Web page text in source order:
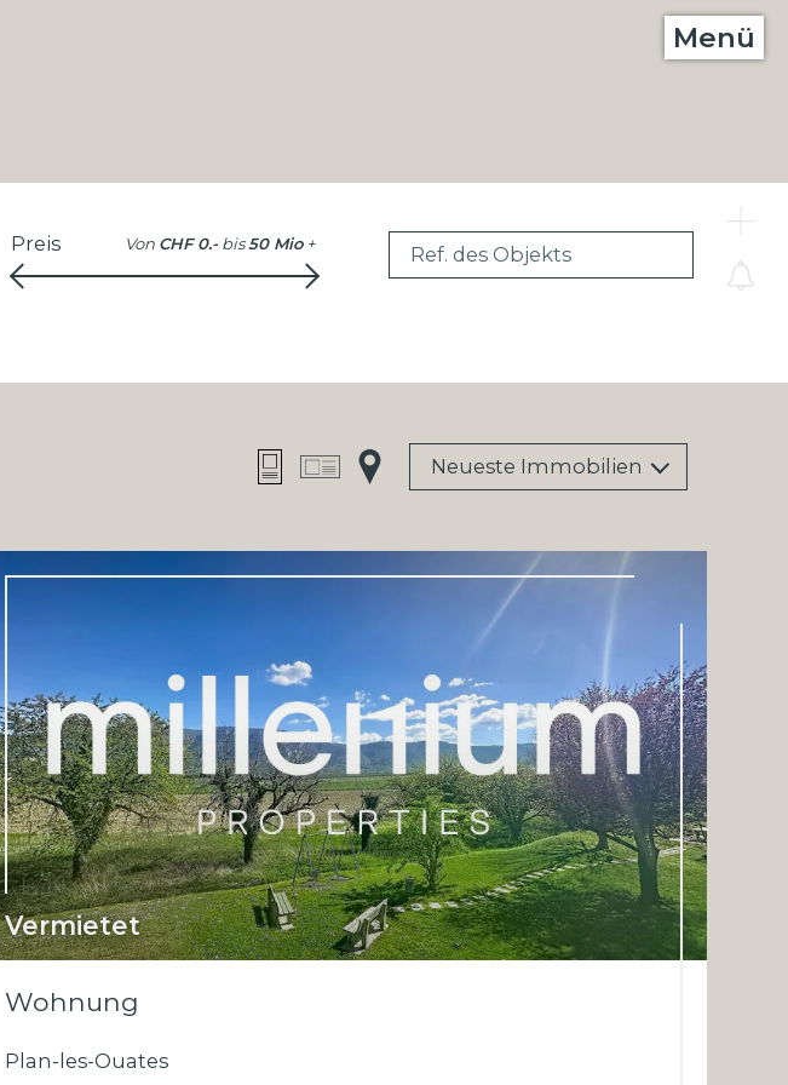
Menü
Preis Von CHF 0.- bis50 Mio + Ref. des Objekts
Neueste Immobilien
Vermietet
Wohnung
Plan-les-Ouates